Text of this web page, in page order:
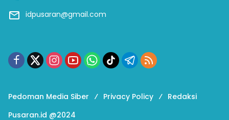
idpusaran@gmail.com
Pedoman Media Siber Privacy Policy
Redaksi
Pusaran.id @2024